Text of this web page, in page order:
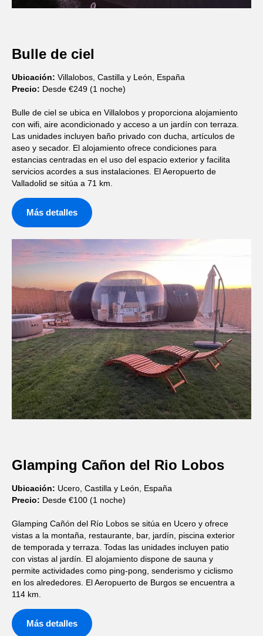
Bulle de ciel
Ubicación: Villalobos, Castilla y León, España
Precio: Desde €249 (1 noche)
Bulle de ciel se ubica en Villalobos y proporciona alojamiento
con wifi, aire acondicionado y acceso a un jardín con terraza.
Las unidades incluyen baño privado con ducha, artículos de
aseo y secador. El alojamiento ofrece condiciones para
estancias centradas en el uso del espacio exterior y facilita
servicios acordes a sus instalaciones. El Aeropuerto de
Valladolid se sitúa a 71 km.
Más detalles
Glamping Cañon del Rio Lobos
Ubicación: Ucero, Castilla y León, España
Precio: Desde €100 (1 noche)
Glamping Cañón del Río Lobos se sitúa en Ucero y ofrece
vistas a la montaña, restaurante, bar, jardín, piscina exterior
de temporada y terraza. Todas las unidades incluyen patio
con vistas al jardín. El alojamiento dispone de sauna y
permite actividades como ping-pong, senderismo y ciclismo
en los alrededores. El Aeropuerto de Burgos se encuentra a
114 km.
Más detalles